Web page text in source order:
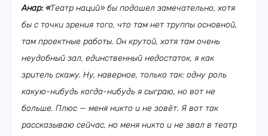
Анар: «Театр наций» бы подошел замечательно, хотя
бы с точки зрения того, что там нет труппы основной,
там проектные работы. Он крутой, хотя там очень
неудобный зал, единственный недостаток, я как
зритель скажу. Ну, наверное, только так: одну роль
какую-нибудь когда-нибудь я сыграю, но вот не
больше. Плюс — меня никто и не зовёт. Я вот так
рассказываю сейчас, но меня никто и не звал в театр